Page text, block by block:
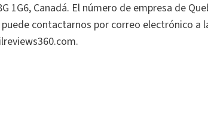
Canadá. El número de empresa de
contactarnos por correo electrónico a